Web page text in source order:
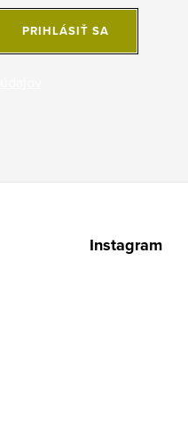
PRIHLÁSIŤ SA
Instagram